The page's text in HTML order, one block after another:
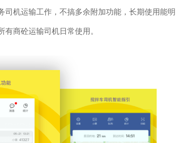
机运输工作，不搞多余附加功能，长期使用能明
商砼运输司机日常使用。